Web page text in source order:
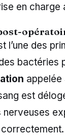
en charge
l’une des
bactéries
appelée
est
nerveuses